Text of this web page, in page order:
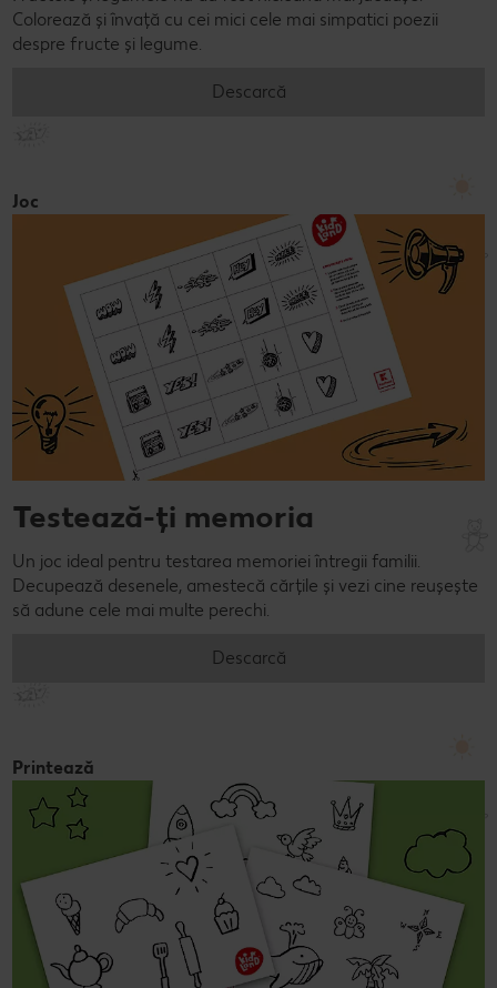
Colorează și învață cu cei mici cele mai simpatici poezii
despre fructe și legume.
Descarcă
Joc
Testează-ți memoria
Un joc ideal pentru testarea memoriei întregii familii.
Decupează desenele, amestecă cărțile și vezi cine reușește
să adune cele mai multe perechi.
Descarcă
Printează